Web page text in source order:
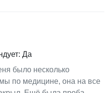
Да
было несколько
по медицине, она на все